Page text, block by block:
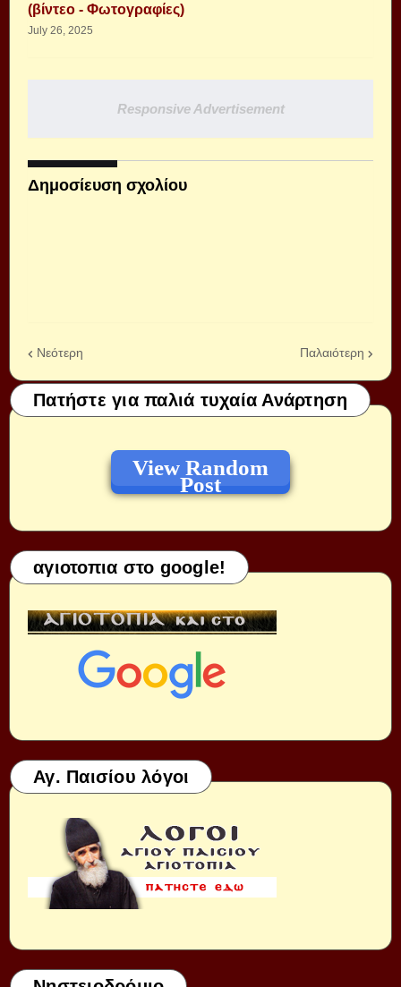
(βίντεο - Φωτογραφίες)
July 26, 2025
Responsive Advertisement
Δημοσίευση σχολίου
Νεότερη Παλαιότερη
Πατήστε για παλιά τυχαία Ανάρτηση
View Random
Post
αγιοτοπια στο google!
Αγ. Παισίου λόγοι